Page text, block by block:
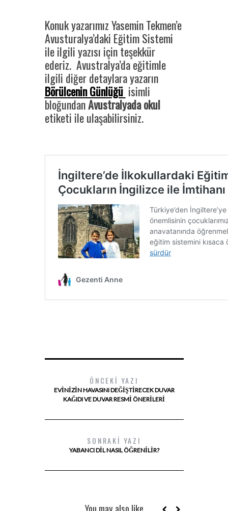
Konuk yazarımız Yasemin Tekmen’e
Avusturalya’daki Eğitim Sistemi
ile ilgili yazısı için teşekkür
ederiz. Avustralya’da eğitimle
ilgili diğer detaylara yazarın
Börülcenin Günlüğü isimli
bloğundanAvustralyada okul
etiketi ile ulaşabilirsiniz.
ÖNCEKI YAZI
EVINIZIN HAVASINI DEĞIŞTIRECEK DUVAR
KAĞIDI VE DUVAR RESMI ÖNERILERI
SONRAKI YAZI
YABANCI DIL NASIL ÖĞRENILIR?
You may also like